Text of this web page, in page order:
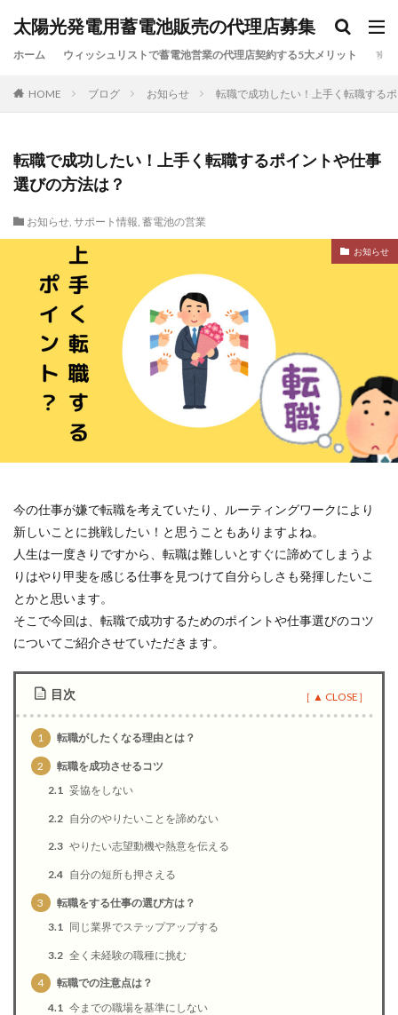
太陽光発電用蓄電池販売の代理店募集
ホーム ウィッシュリストで蓄電池営業の代理店契約する5大メリット ブ
HOME ブログ お知らせ 転職で成功したい！上手く転職する
転職で成功したい！上手く転職するポイントや仕事
選びの方法は？
お知らせ, サポート情報, 蓄電池の営業
お知らせ
今の仕事が嫌で転職を考えていたり、ルーティングワークにより
新しいことに挑戦したい！と思うこともありますよね。
人生は一度きりですから、転職は難しいとすぐに諦めてしまうよ
りはやり甲斐を感じる仕事を見つけて自分らしさも発揮したいこ
とかと思います。
そこで今回は、転職で成功するためのポイントや仕事選びのコツ
についてご紹介させていただきます。
目次
1 転職がしたくなる理由とは？
2
転職を成功させるコツ
2.1 妥協をしない
2.2 自分のやりたいことを諦めない
2.3 やりたい志望動機や熱意を伝える
2.4 自分の短所も押さえる
3
転職をする仕事の選び方は？
3.1 同じ業界でステップアップする
3.2 全く未経験の職種に挑む
4
転職での注意点は？
4.1 今までの職場を基準にしない
カテゴリー